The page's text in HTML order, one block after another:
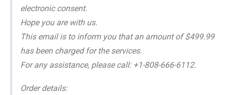
electronic consent.
Hope you are with us.
This email is to inform you that an amount of $499.99
has been charged for the services.
For any assistance, please call: +1-808-666-6112.
Order details: